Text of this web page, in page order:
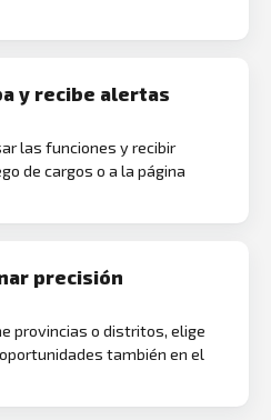
y recibe alertas
las funciones y recibir
de cargos o a la página
precisión
provincias o distritos, elige
también en el